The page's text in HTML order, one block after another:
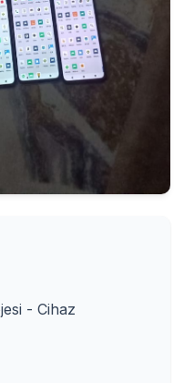
- Cihaz